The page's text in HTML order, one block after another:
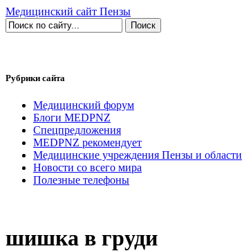
Медицинский сайт Пензы
Рубрики сайта
Медицинский форум
Блоги MEDPNZ
Спецпредложения
MEDPNZ рекомендует
Медицинские учреждения Пензы и области
Новости со всего мира
Полезные телефоны
шишка в груди